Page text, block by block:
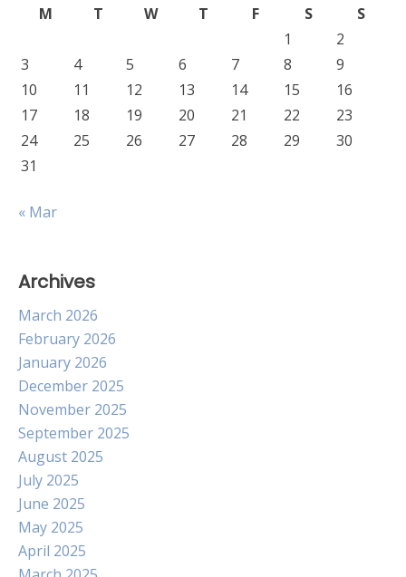
M
T W T F S
S
1
2
3
4 5 6 7 8
9
10
11 12 13 14 15
16
17
18 19 20 21 22
23
24
25 26 27 28 29
30
31
« Mar
Archives
March 2026
February 2026
January 2026
December 2025
November 2025
September 2025
August 2025
July 2025
June 2025
May 2025
April 2025